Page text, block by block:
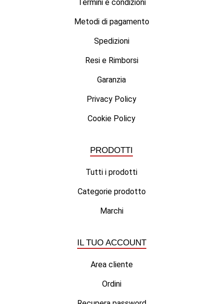
Termini e condizioni
Metodi di pagamento
Spedizioni
Resi e Rimborsi
Garanzia
Privacy Policy
Cookie Policy
PRODOTTI
Tutti i prodotti
Categorie prodotto
Marchi
IL TUO ACCOUNT
Area cliente
Ordini